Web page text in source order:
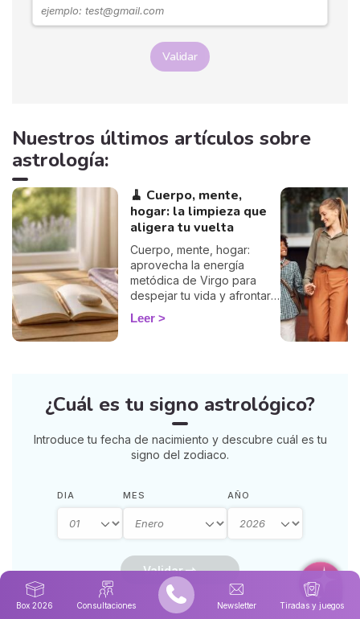
Validar
Nuestros últimos artículos sobre
astrología:
🧹 Cuerpo, mente,
hogar: la limpieza que
aligera tu vuelta
Cuerpo, mente, hogar:
aprovecha la energía
metódica de Virgo para
despejar tu vida y afrontar
la vuelta de 2026 con
ligereza. La guía de Marisa.
Leer
¿Cuál es tu signo astrológico?
Introduce tu fecha de nacimiento y descubre cuál es tu
signo del zodiaco.
DIA MES AÑO
Validar
Box 2026 Consultaciones Newsletter Tiradas y juegos